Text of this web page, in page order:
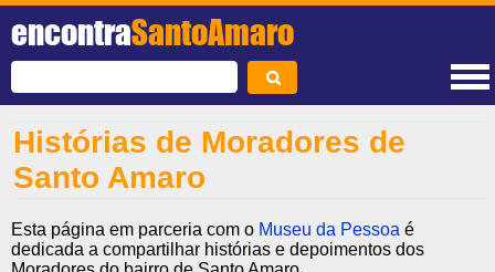
encontraSantoAmaro
Histórias de Moradores de
Santo Amaro
Esta página em parceria com o Museu da Pessoa é
dedicada a compartilhar histórias e depoimentos dos